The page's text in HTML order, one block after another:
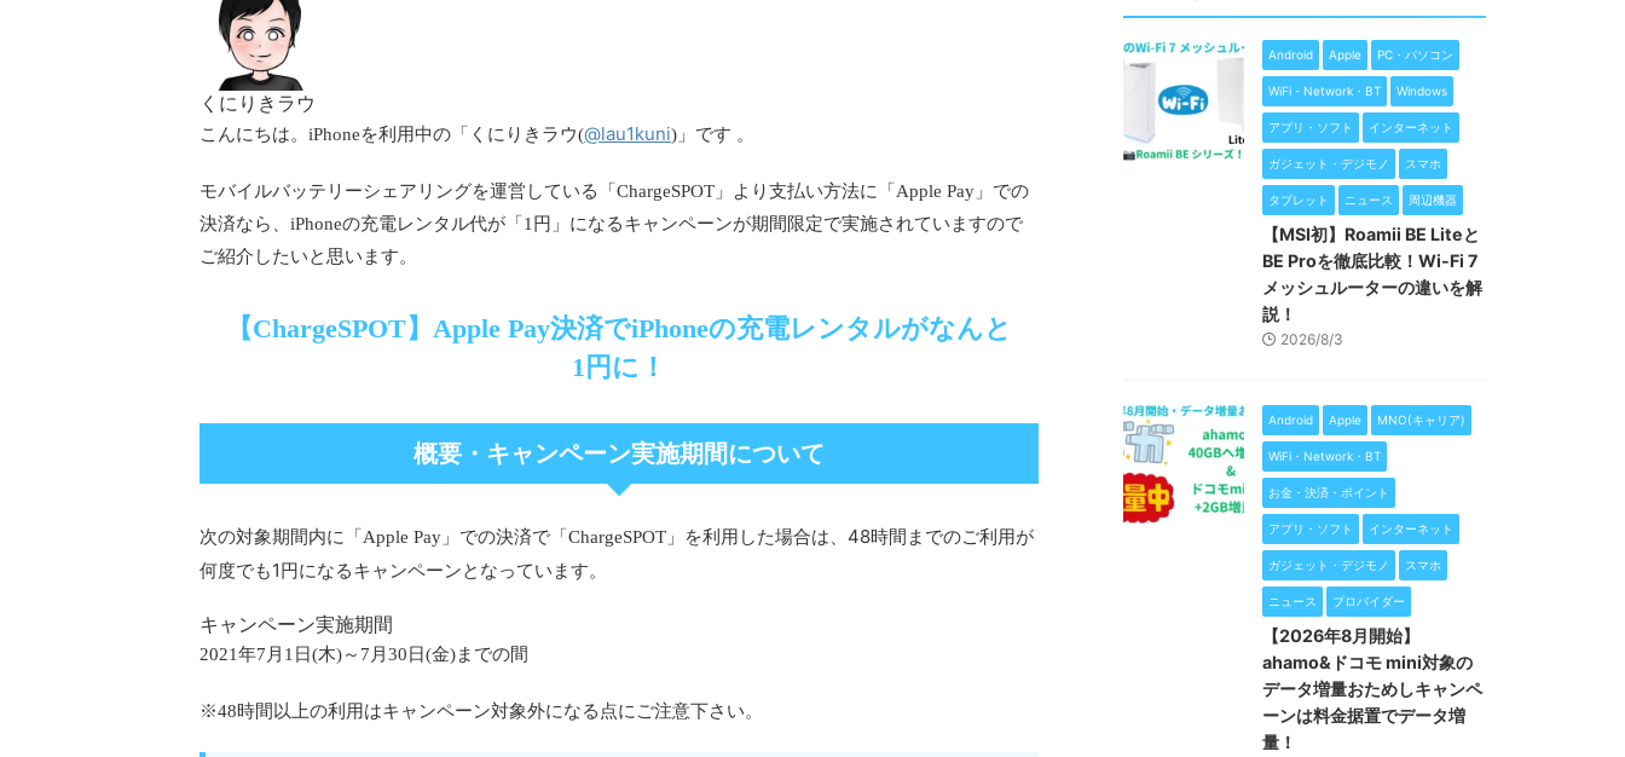
くにりきラウ
こんにちは。iPhoneを利用中の「くにりきラウ(@lau1kuni)」です 。
モバイルバッテリーシェアリングを運営している「ChargeSPOT」より支払い方法に「Apple Pay」での
決済なら、iPhoneの充電レンタル代が「1円」になるキャンペーンが期間限定で実施されていますので
ご紹介したいと思います。
【ChargeSPOT】Apple Pay決済でiPhoneの充電レンタルがなんと
1円に！
概要・キャンペーン実施期間について
次の対象期間内に「Apple Pay」での決済で「ChargeSPOT」を利用した場合は、 48時間までのご利用が
何度でも1円になるキャンペーンとなっています。
キャンペーン実施期間
2021年7月1日(木)～7月30日(金)までの間
※48時間以上の利用はキャンペーン対象外になる点にご注意下さい。
Android Apple PC・パソコン
WiFi・Network・BT Windows
アプリ・ソフト インターネット
ガジェット・デジモノ スマホ
タブレット ニュース 周辺機器
【MSI初】Roamii BE Liteと
BE Proを徹底比較！Wi-Fi 7
メッシュルーターの違いを解
説！
2026/8/3
Android Apple MNO(キャリア)
WiFi・Network・BT
お金・決済・ポイント
アプリ・ソフト インターネット
ガジェット・デジモノ スマホ
ニュース プロバイダー
【2026年8月開始】
ahamo&ドコモ mini対象の
データ増量おためしキャンペ
ーンは料金据置でデータ増
量！